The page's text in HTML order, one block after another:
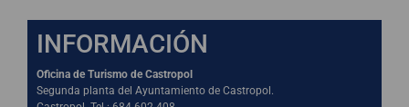
INFORMACIÓN
Oficina de Turismo de Castropol
Segunda planta del Ayuntamiento de Castropol.